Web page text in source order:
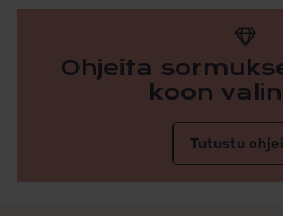
Ohjeita
koon
Tutustu